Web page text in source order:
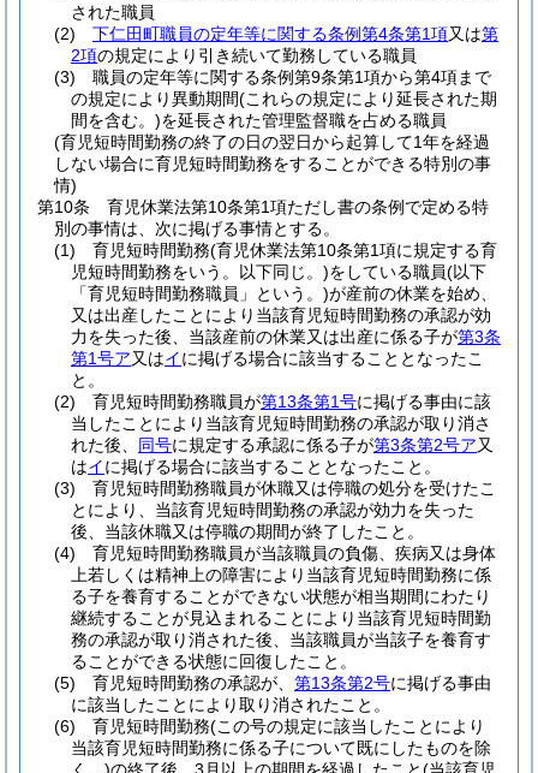
された職員
(2)
下仁田町職員の定年等に関する条例第4条第1項又は第
2項の規定により引き続いて勤務している職員
(3)
職員の定年等に関する条例第9条第1項から第4項まで
の規定により異動期間(これらの規定により延長された期
間を含む。)を延長された管理監督職を占める職員
(育児短時間勤務の終了の日の翌日から起算して1年を経過
しない場合に育児短時間勤務をすることができる特別の事
情)
第10条
育児休業法第10条第1項ただし書の条例で定める特
別の事情は、次に掲げる事情とする。
(1)
育児短時間勤務(育児休業法第10条第1項に規定する育
児短時間勤務をいう。以下同じ。)をしている職員(以下
「育児短時間勤務職員」という。)が産前の休業を始め、
又は出産したことにより当該育児短時間勤務の承認が効
力を失った後、当該産前の休業又は出産に係る子が第3条
第1号ア又はイに掲げる場合に該当することとなったこ
と。
(2)
育児短時間勤務職員が第13条第1号に掲げる事由に該
当したことにより当該育児短時間勤務の承認が取り消さ
れた後、 同号に規定する承認に係る子が第3条第2号ア又
はイに掲げる場合に該当することとなったこと。
(3)
育児短時間勤務職員が休職又は停職の処分を受けたこ
とにより、当該育児短時間勤務の承認が効力を失った
後、当該休職又は停職の期間が終了したこと。
(4)
育児短時間勤務職員が当該職員の負傷、疾病又は身体
上若しくは精神上の障害により当該育児短時間勤務に係
る子を養育することができない状態が相当期間にわたり
継続することが見込まれることにより当該育児短時間勤
務の承認が取り消された後、当該職員が当該子を養育す
ることができる状態に回復したこと。
(5)
育児短時間勤務の承認が、 第13条第2号に掲げる事由
に該当したことにより取り消されたこと。
(6)
育児短時間勤務(この号の規定に該当したことにより
当該育児短時間勤務に係る子について既にしたものを除